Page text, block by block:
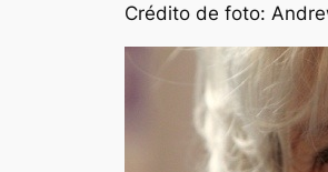
Crédito de foto: